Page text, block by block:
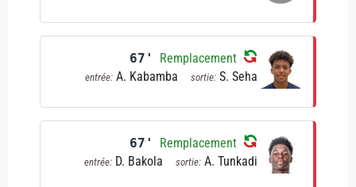
67' Remplacement
entrée: A. Kabamba sortie: S. Seha
67' Remplacement
entrée: D. Bakola sortie: A. Tunkadi